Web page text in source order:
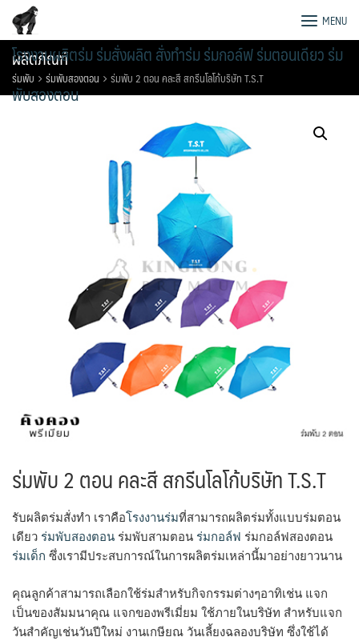
content
โรงงานผลิตร่ม ร่มสั่งผลิต สั่งทำร่ม ร่มกอล์ฟ ร่มตอนเดียว ร่ม
พับสองตอน
MENU
ผลิตภัณฑ์
ร่มพับ ร่มพับสองตอน ร่มพับ 2 ตอน คละสี สกรีนโลโก้บริษัท T.S.T
ร่มพับ 2 ตอน คละสี สกรีนโลโก้บริษัท T.S.T
รับผลิตร่มสั่งทำ เราคือโรงงานร่มที่สามารถผลิตร่มทั้งแบบร่มตอน
เดียว ร่มพับสองตอน ร่มพับสามตอน ร่มกอล์ฟ ร่มกอล์ฟสองตอน
ร่มเด็ก ซึ่งเรามีประสบการณ์ในการผลิตร่มเหล่านี้มาอย่างยาวนาน
คุณลูกค้าสามารถเลือกใช้ร่มสำหรับกิจกรรมต่างๆอาทิเช่น แจก
เป็นของสัมมนาคุณ แจกของพรีเมี่ยม ใช้ภายในบริษัท สำหรับแจก
วันสำคัญเช่นวันปีใหม่ งานเกษียณ วันเลี้ยงฉลองบริษัท ซึ่งใช้ได้